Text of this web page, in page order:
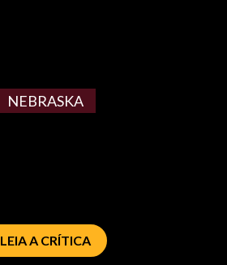
NEBRASKA
LEIA A CRÍTICA